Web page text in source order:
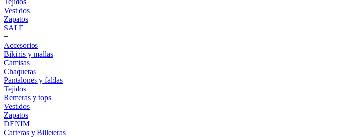
Tejidos
Vestidos
Zapatos
SALE
+
Accesorios
Bikinis y mallas
Camisas
Chaquetas
Pantalones y faldas
Tejidos
Remeras y tops
Vestidos
Zapatos
DENIM
Carteras y Billeteras